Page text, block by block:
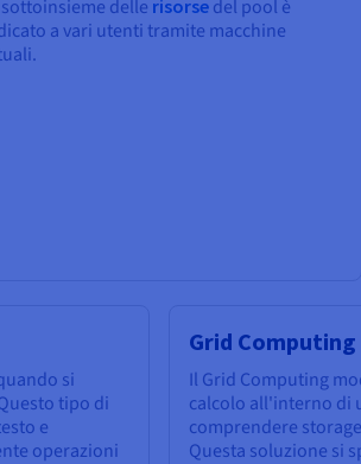
delle risorse del pool è
a vari utenti tramite macchine
si
tipo di
e
operazioni
Grid
Il Grid Computing
calcolo all'interno di
comprendere
Questa soluzione si